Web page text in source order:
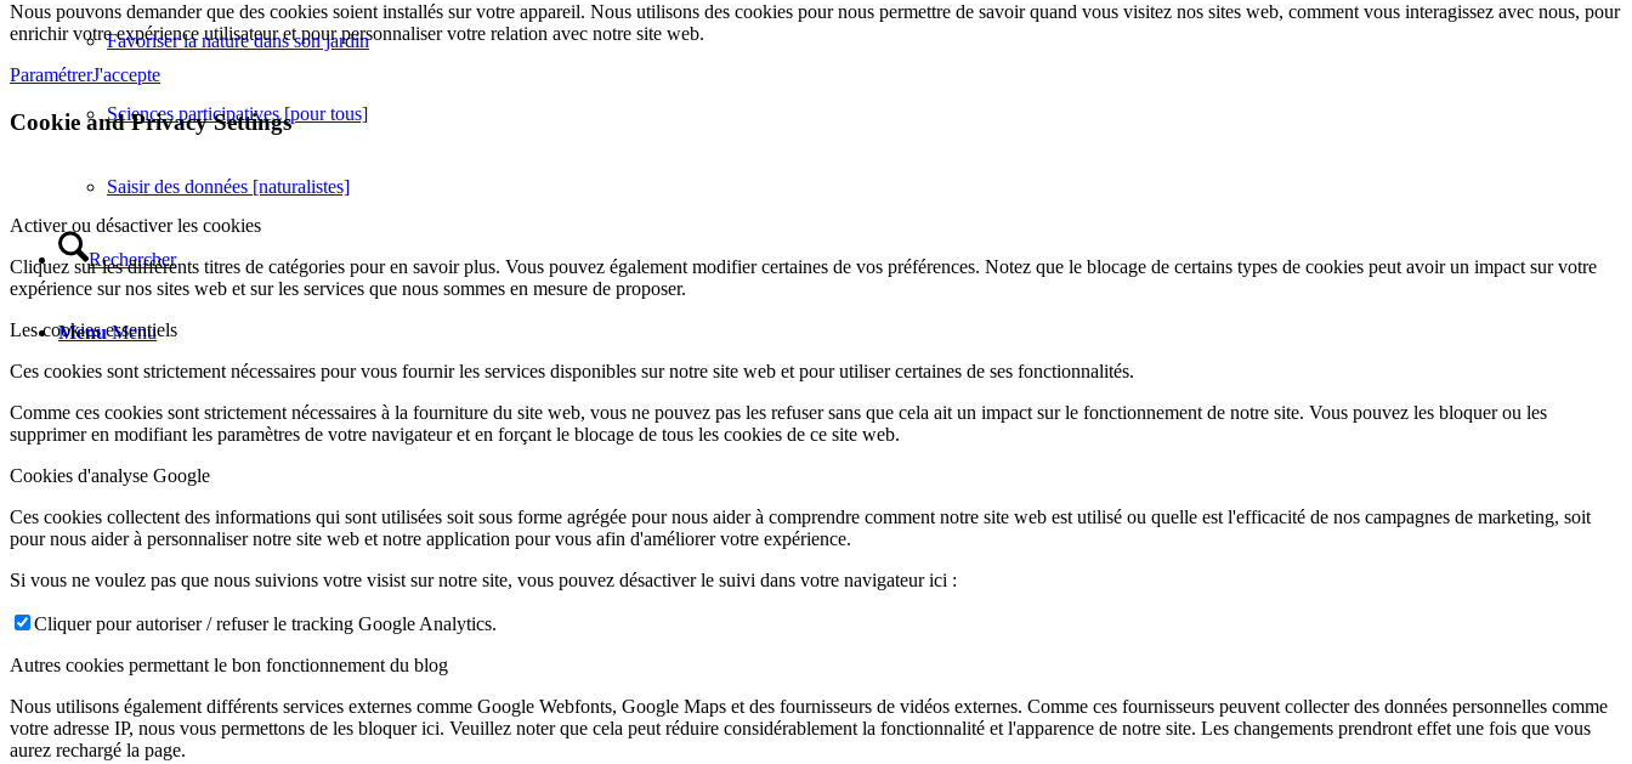
Favoriser la nature dans son jardin
Sciences participatives [pour tous]
Saisir des données [naturalistes]
Rechercher
Menu Menu
Nous pouvons demander que des cookies soient installés sur votre appareil. Nous utilisons des cookies pour nous permettre de savoir quand vous visitez nos sites web, comment vous interagissez avec nous, pour
enrichir votre expérience utilisateur et pour personnaliser votre relation avec notre site web.
ParamétrerJ'accepte
Cookie and Privacy Settings
Activer ou désactiver les cookies
Cliquez sur les différents titres de catégories pour en savoir plus. Vous pouvez également modifier certaines de vos préférences. Notez que le blocage de certains types de cookies peut avoir un impact sur votre
expérience sur nos sites web et sur les services que nous sommes en mesure de proposer.
Les cookies essentiels
Ces cookies sont strictement nécessaires pour vous fournir les services disponibles sur notre site web et pour utiliser certaines de ses fonctionnalités.
Comme ces cookies sont strictement nécessaires à la fourniture du site web, vous ne pouvez pas les refuser sans que cela ait un impact sur le fonctionnement de notre site. Vous pouvez les bloquer ou les
supprimer en modifiant les paramètres de votre navigateur et en forçant le blocage de tous les cookies de ce site web.
Cookies d'analyse Google
Ces cookies collectent des informations qui sont utilisées soit sous forme agrégée pour nous aider à comprendre comment notre site web est utilisé ou quelle est l'efficacité de nos campagnes de marketing, soit
pour nous aider à personnaliser notre site web et notre application pour vous afin d'améliorer votre expérience.
Si vous ne voulez pas que nous suivions votre visist sur notre site, vous pouvez désactiver le suivi dans votre navigateur ici :
Cliquer pour autoriser / refuser le tracking Google Analytics.
Autres cookies permettant le bon fonctionnement du blog
Nous utilisons également différents services externes comme Google Webfonts, Google Maps et des fournisseurs de vidéos externes. Comme ces fournisseurs peuvent collecter des données personnelles comme
votre adresse IP, nous vous permettons de les bloquer ici. Veuillez noter que cela peut réduire considérablement la fonctionnalité et l'apparence de notre site. Les changements prendront effet une fois que vous
aurez rechargé la page.